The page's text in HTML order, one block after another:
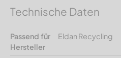
Technische Daten
Passend für
Hersteller
Eldan Recycling